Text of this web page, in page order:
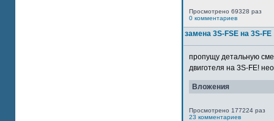
Просмотрено 69328 раз
0 комментариев
замена 3S-FSE на 3S-FE
пропущу детальную
двиготеля на 3S-FE!
Вложения
Просмотрено 177224 раз
23 комментариев